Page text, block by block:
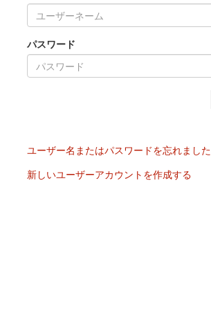
パスワード
ユーザー名またはパスワードを忘れました
新しいユーザーアカウントを作成する